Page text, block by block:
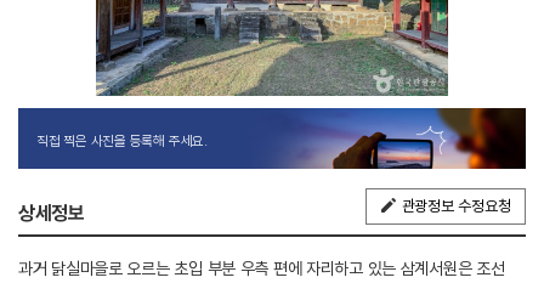
직접 찍은 사진을 등록해 주세요.
상세정보 관광정보 수정요청
과거 닭실마을로 오르는 초입 부분 우측 편에 자리하고 있는 삼계서원은 조선